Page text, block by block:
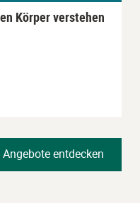
Körper verstehen
Angebote entdecken